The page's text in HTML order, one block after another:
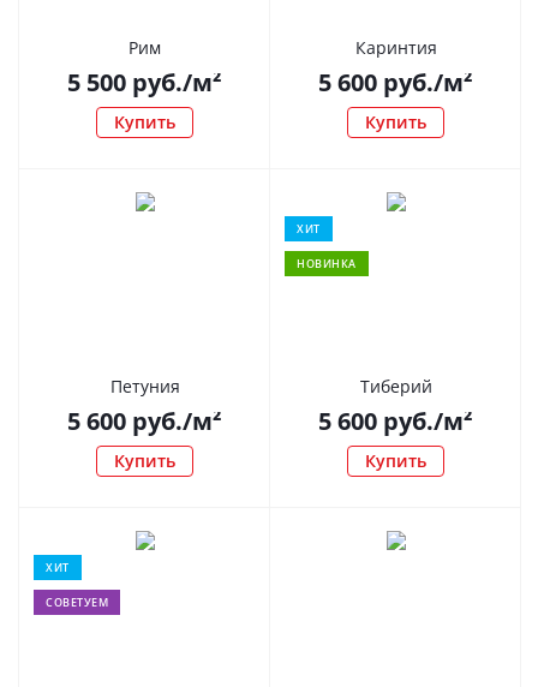
Рим
5 500 руб./м²
Купить
Каринтия
5 600 руб./м²
Купить
Петуния
5 600 руб./м²
Купить
ХИТ
НОВИНКА
Тиберий
5 600 руб./м²
Купить
ХИТ
СОВЕТУЕМ